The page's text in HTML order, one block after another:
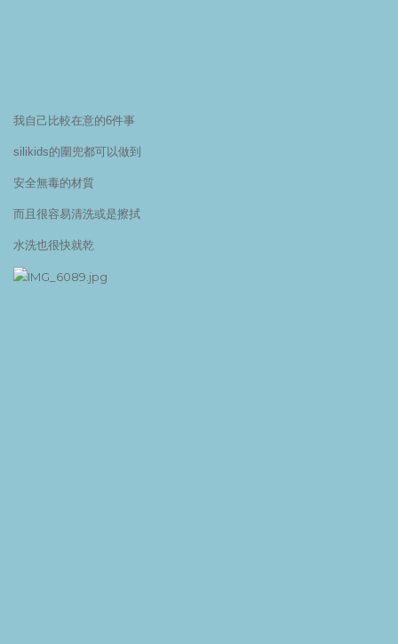
我自己比較在意的6件事
silikids的圍兜都可以做到
安全無毒的材質
而且很容易清洗或是擦拭
水洗也很快就乾